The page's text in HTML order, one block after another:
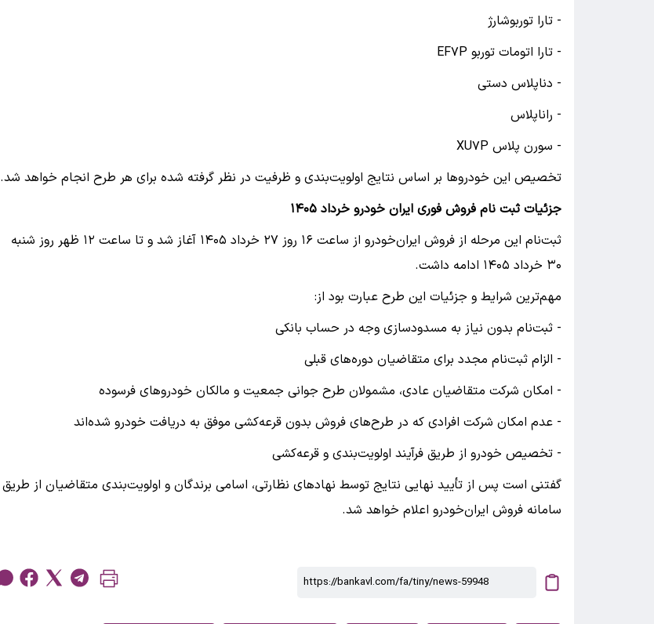
- تارا توربوشارژ
- تارا اتومات توربو EF۷P
- دناپلاس دستی
- راناپلاس
- سورن پلاس XU۷P
تخصیص این خودروها بر اساس نتایج اولویت‌بندی و ظرفیت در نظر گرفته شده برای هر طرح انجام خواهد شد.
جزئیات ثبت نام فروش فوری ایران خودرو خرداد ۱۴۰۵
ثبت‌نام این مرحله از فروش ایران‌خودرو از ساعت ۱۶ روز ۲۷ خرداد ۱۴۰۵ آغاز شد و تا ساعت ۱۲ ظهر روز شنبه
۳۰ خرداد ۱۴۰۵ ادامه داشت.
مهم‌ترین شرایط و جزئیات این طرح عبارت بود از:
- ثبت‌نام بدون نیاز به مسدودسازی وجه در حساب بانکی
- الزام ثبت‌نام مجدد برای متقاضیان دوره‌های قبلی
- امکان شرکت متقاضیان عادی، مشمولان طرح جوانی جمعیت و مالکان خودروهای فرسوده
- عدم امکان شرکت افرادی که در طرح‌های فروش بدون قرعه‌کشی موفق به دریافت خودرو شده‌اند
- تخصیص خودرو از طریق فرآیند اولویت‌بندی و قرعه‌کشی
گفتنی است پس از تأیید نهایی نتایج توسط نهادهای نظارتی، اسامی برندگان و اولویت‌بندی متقاضیان از طریق
سامانه فروش ایران‌خودرو اعلام خواهد شد.